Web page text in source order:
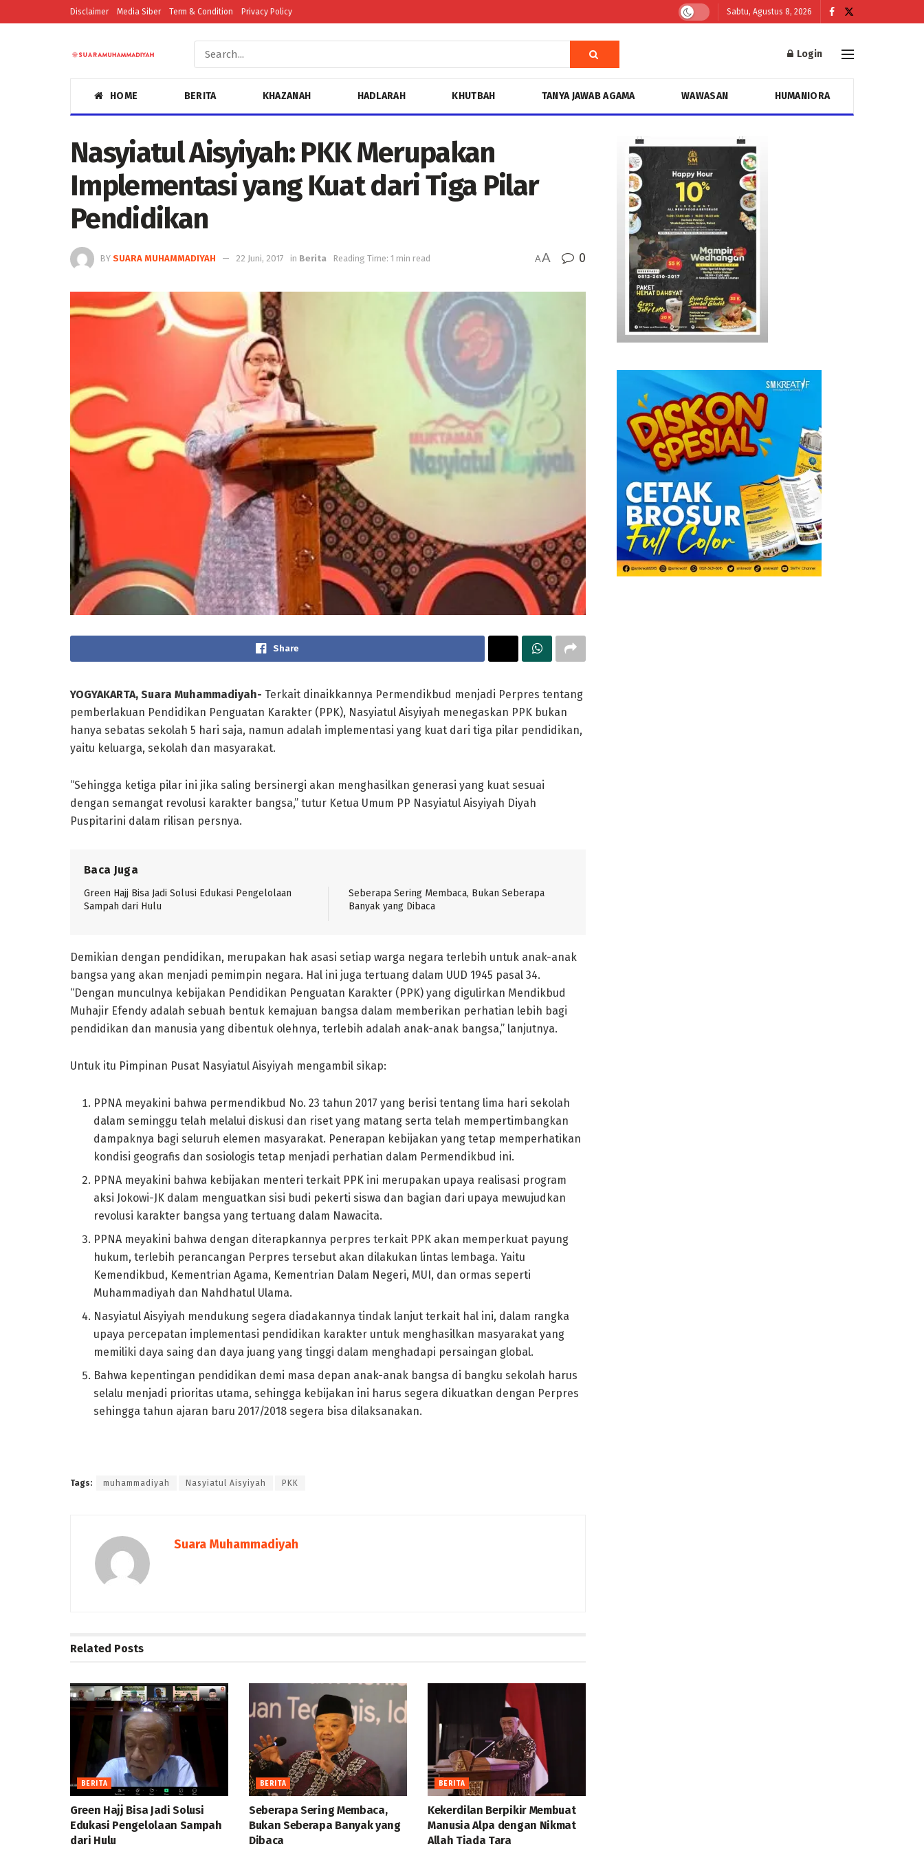
Disclaimer Media Siber Term & Condition Privacy Policy Sabtu, Agustus 8, 2026
Login
HOME BERITA KHAZANAH HADLARAH KHUTBAH TANYA JAWAB AGAMA WAWASAN HUMANIORA
Nasyiatul Aisyiyah: PKK Merupakan
Implementasi yang Kuat dari Tiga Pilar
Pendidikan
BY SUARA MUHAMMADIYAH 22 Juni, 2017 in Berita Reading Time: 1 min read AA 0
Share
YOGYAKARTA, Suara Muhammadiyah- Terkait dinaikkannya Permendikbud menjadi Perpres tentang
pemberlakuan Pendidikan Penguatan Karakter (PPK), Nasyiatul Aisyiyah menegaskan PPK bukan
hanya sebatas sekolah 5 hari saja, namun adalah implementasi yang kuat dari tiga pilar pendidikan,
yaitu keluarga, sekolah dan masyarakat.
“Sehingga ketiga pilar ini jika saling bersinergi akan menghasilkan generasi yang kuat sesuai
dengan semangat revolusi karakter bangsa,” tutur Ketua Umum PP Nasyiatul Aisyiyah Diyah
Puspitarini dalam rilisan persnya.
Baca Juga
Green Hajj Bisa Jadi Solusi Edukasi Pengelolaan
Sampah dari Hulu
Seberapa Sering Membaca, Bukan Seberapa
Banyak yang Dibaca
Demikian dengan pendidikan, merupakan hak asasi setiap warga negara terlebih untuk anak-anak
bangsa yang akan menjadi pemimpin negara. Hal ini juga tertuang dalam UUD 1945 pasal 34.
“Dengan munculnya kebijakan Pendidikan Penguatan Karakter (PPK) yang digulirkan Mendikbud
Muhajir Efendy adalah sebuah bentuk kemajuan bangsa dalam memberikan perhatian lebih bagi
pendidikan dan manusia yang dibentuk olehnya, terlebih adalah anak-anak bangsa,” lanjutnya.
Untuk itu Pimpinan Pusat Nasyiatul Aisyiyah mengambil sikap:
PPNA meyakini bahwa permendikbud No. 23 tahun 2017 yang berisi tentang lima hari sekolah
dalam seminggu telah melalui diskusi dan riset yang matang serta telah mempertimbangkan
dampaknya bagi seluruh elemen masyarakat. Penerapan kebijakan yang tetap memperhatikan
kondisi geografis dan sosiologis tetap menjadi perhatian dalam Permendikbud ini.
PPNA meyakini bahwa kebijakan menteri terkait PPK ini merupakan upaya realisasi program
aksi Jokowi-JK dalam menguatkan sisi budi pekerti siswa dan bagian dari upaya mewujudkan
revolusi karakter bangsa yang tertuang dalam Nawacita.
PPNA meyakini bahwa dengan diterapkannya perpres terkait PPK akan memperkuat payung
hukum, terlebih perancangan Perpres tersebut akan dilakukan lintas lembaga. Yaitu
Kemendikbud, Kementrian Agama, Kementrian Dalam Negeri, MUI, dan ormas seperti
Muhammadiyah dan Nahdhatul Ulama.
Nasyiatul Aisyiyah mendukung segera diadakannya tindak lanjut terkait hal ini, dalam rangka
upaya percepatan implementasi pendidikan karakter untuk menghasilkan masyarakat yang
memiliki daya saing dan daya juang yang tinggi dalam menghadapi persaingan global.
Bahwa kepentingan pendidikan demi masa depan anak-anak bangsa di bangku sekolah harus
selalu menjadi prioritas utama, sehingga kebijakan ini harus segera dikuatkan dengan Perpres
sehingga tahun ajaran baru 2017/2018 segera bisa dilaksanakan.
Tags: muhammadiyah Nasyiatul Aisyiyah PKK
Suara Muhammadiyah
Related Posts
BERITA
Green Hajj Bisa Jadi Solusi
Edukasi Pengelolaan Sampah
dari Hulu
BERITA
Seberapa Sering Membaca,
Bukan Seberapa Banyak yang
Dibaca
BERITA
Kekerdilan Berpikir Membuat
Manusia Alpa dengan Nikmat
Allah Tiada Tara